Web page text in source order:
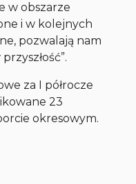
w obszarze
i w kolejnych
pozwalają nam
za I półrocze
23
okresowym.